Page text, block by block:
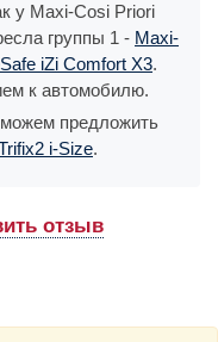
у Maxi-Cosi Priori
группы 1 - Maxi-
iZi Comfort X3.
к автомобилю.
предложить
i-Size.
отзыв